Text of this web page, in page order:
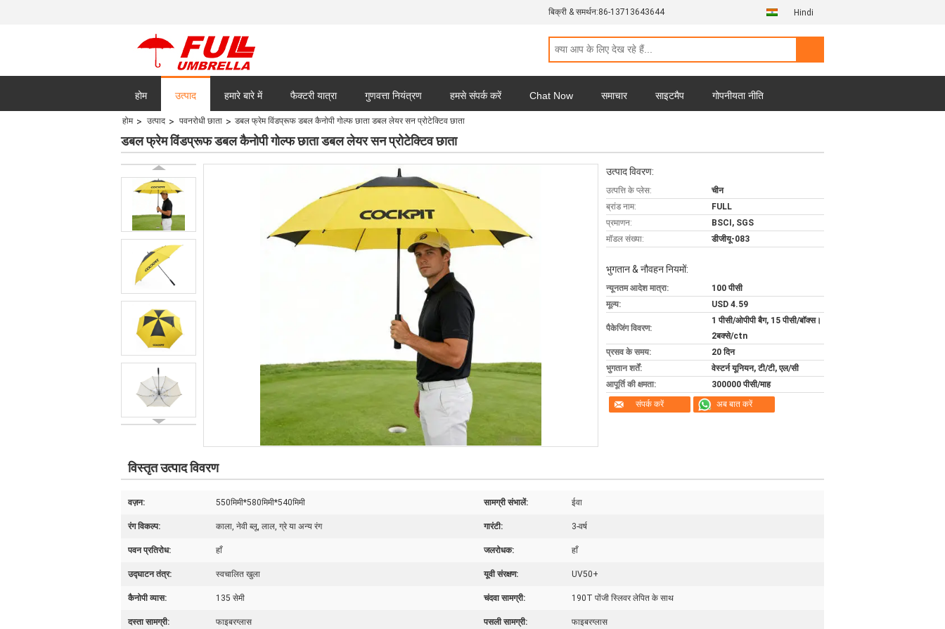
बिक्री & समर्थन:86-13713643644 Hindi
होम उत्पाद हमारे बारे में फैक्टरी यात्रा गुणवत्ता नियंत्रण हमसे संपर्क करें Chat Now समाचार साइटमैप गोपनीयता नीति
सभी मामलों
होम उत्पाद पवनरोधी छाता डबल फ्रेम विंडप्रूफ डबल कैनोपी गोल्फ छाता डबल लेयर सन प्रोटेक्टिव छाता
डबल फ्रेम विंडप्रूफ डबल कैनोपी गोल्फ छाता डबल लेयर सन प्रोटेक्टिव छाता
उत्पाद विवरण:
उत्पत्ति के प्लेस:
चीन
ब्रांड नाम:
FULL
प्रमाणन:
BSCI, SGS
मॉडल संख्या:
डीजीयू-083
भुगतान & नौवहन नियमों:
न्यूनतम आदेश मात्रा:
100 पीसी
मूल्य:
USD 4.59
पैकेजिंग विवरण:
1 पीसी/ओपीपी बैग, 15 पीसी/बॉक्स।
2बक्से/ctn
प्रसव के समय:
20 दिन
भुगतान शर्तें:
वेस्टर्न यूनियन, टी/टी, एल/सी
आपूर्ति की क्षमता:
300000 पीसी/माह
संपर्क करें
अब बात करें
विस्तृत उत्पाद विवरण
वज़न: 550मिमी*580मिमी*540मिमी सामग्री संभालें: ईवा
रंग विकल्प: काला, नेवी ब्लू, लाल, ग्रे या अन्य रंग गारंटी: 3-वर्ष
पवन प्रतिरोध: हाँ जलरोधक: हाँ
उद्घाटन तंत्र: स्वचालित खुला यूवी संरक्षण: UV50+
कैनोपी व्यास: 135 सेमी चंदवा सामग्री: 190T पोंजी स्लिवर लेपित के साथ
दस्ता सामग्री: फाइबरग्लास पसली सामग्री: फाइबरग्लास